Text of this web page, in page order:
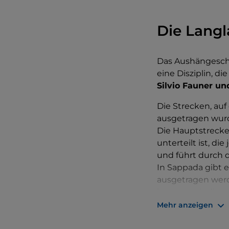
Die
Das
eine Disziplin,
Silvio Fauner
Die Strecken,
ausgetragen
Die
unterteilt ist, die
und führt durch
In Sappada gibt
ausgetragen
Mehr anzeigen